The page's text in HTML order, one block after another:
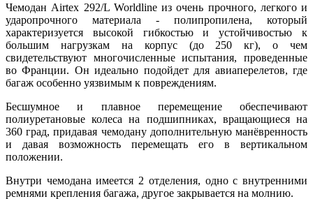
Чемодан Airtex 292/L Worldline из очень прочного, легкого и
ударопрочного материала - полипропилена, который
характеризуется высокой гибкостью и устойчивостью к
большим нагрузкам на корпус (до 250 кг), о чем
свидетельствуют многочисленные испытания, проведенные
во Франции. Он идеально подойдет для авиаперелетов, где
багаж особенно уязвимым к повреждениям.
Бесшумное и плавное перемещение обеспечивают
полиуретановые колеса на подшипниках, вращающиеся на
360 град, придавая чемодану дополнительную манёвренность
и давая возможность перемещать его в вертикальном
положении.
Внутри чемодана имеется 2 отделения, одно с внутренними
ремнями крепления багажа, другое закрывается на молнию.